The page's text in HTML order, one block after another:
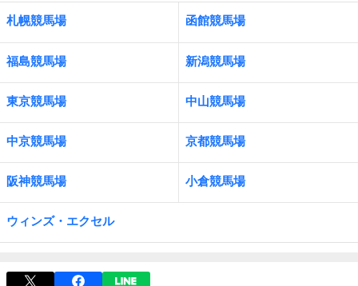
札幌競馬場 函館競馬場
福島競馬場 新潟競馬場
東京競馬場 中山競馬場
中京競馬場 京都競馬場
阪神競馬場 小倉競馬場
ウィンズ・エクセル